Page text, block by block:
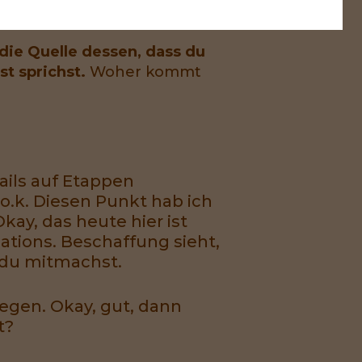
Quelle dessen, dass du
sprichst. Woher kommt
auf Etappen
Diesen Punkt hab ich
das heute hier ist
Beschaffung sieht,
mitmachst.
Okay, gut, dann